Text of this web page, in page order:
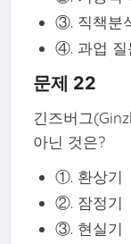
③. 직책분
④. 과업 질
문제 22
긴즈버그
아닌 것은?
①. 환상기
②. 잠정기
③. 현실기